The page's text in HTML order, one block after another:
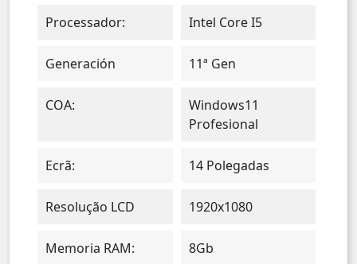
Processador:
Intel Core I5
Generación 11ª Gen
COA:
Windows11
Profesional
Ecrã: 14 Polegadas
Resolução LCD 1920x1080
Memoria RAM: 8Gb